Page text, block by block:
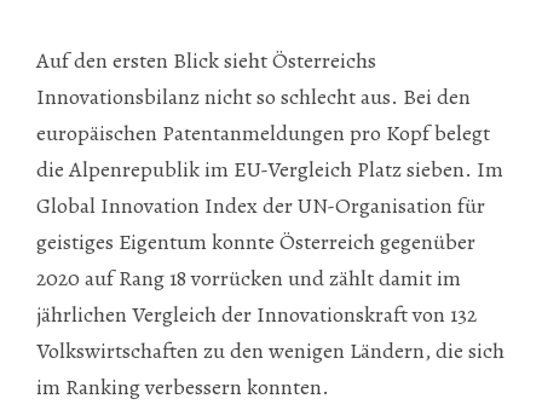
Auf den ersten Blick sieht Österreichs
Innovationsbilanz nicht so schlecht aus. Bei den
europäischen Patentanmeldungen pro Kopf belegt
die Alpenrepublik im EU-Vergleich Platz sieben. Im
Global Innovation Index der UN-Organisation für
geistiges Eigentum konnte Österreich gegenüber
2020 auf Rang 18 vorrücken und zählt damit im
jährlichen Vergleich der Innovationskraft von 132
Volkswirtschaften zu den wenigen Ländern, die sich
im Ranking verbessern konnten.